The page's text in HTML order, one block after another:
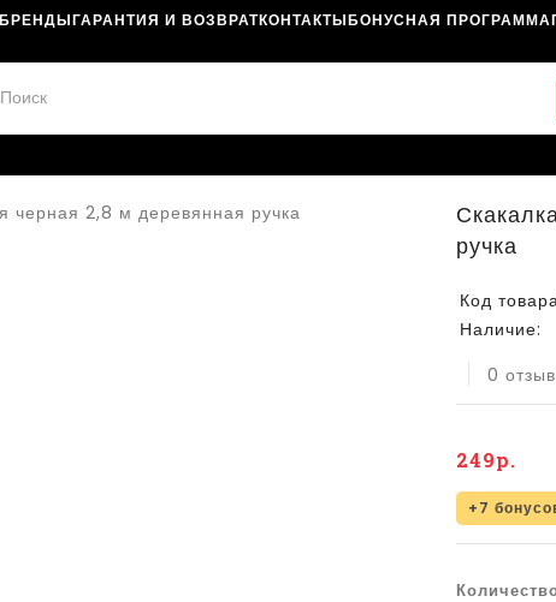
БРЕНДЫ ГАРАНТИЯ И ВОЗВРАТКОНТАКТЫ БОНУСНАЯ ПРОГРАММА
ручка
Код
Наличие:
0
249р.
+7